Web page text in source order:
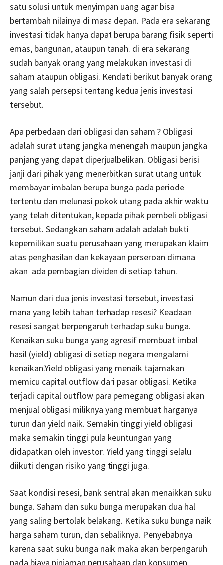
satu solusi untuk menyimpan uang agar bisa
bertambah nilainya di masa depan. Pada era sekarang
investasi tidak hanya dapat berupa barang fisik seperti
emas, bangunan, ataupun tanah. di era sekarang
sudah banyak orang yang melakukan investasi di
saham ataupun obligasi. Kendati berikut banyak orang
yang salah persepsi tentang kedua jenis investasi
tersebut.
Apa perbedaan dari obligasi dan saham ? Obligasi
adalah surat utang jangka menengah maupun jangka
panjang yang dapat diperjualbelikan. Obligasi berisi
janji dari pihak yang menerbitkan surat utang untuk
membayar imbalan berupa bunga pada periode
tertentu dan melunasi pokok utang pada akhir waktu
yang telah ditentukan, kepada pihak pembeli obligasi
tersebut. Sedangkan saham adalah adalah bukti
kepemilikan suatu perusahaan yang merupakan klaim
atas penghasilan dan kekayaan perseroan dimana
akan ada pembagian dividen di setiap tahun.
Namun dari dua jenis investasi tersebut, investasi
mana yang lebih tahan terhadap resesi? Keadaan
resesi sangat berpengaruh terhadap suku bunga.
Kenaikan suku bunga yang agresif membuat imbal
hasil (yield) obligasi di setiap negara mengalami
kenaikan.Yield obligasi yang menaik tajamakan
memicu capital outflow dari pasar obligasi. Ketika
terjadi capital outflow para pemegang obligasi akan
menjual obligasi miliknya yang membuat harganya
turun dan yield naik. Semakin tinggi yield obligasi
maka semakin tinggi pula keuntungan yang
didapatkan oleh investor. Yield yang tinggi selalu
diikuti dengan risiko yang tinggi juga.
Saat kondisi resesi, bank sentral akan menaikkan suku
bunga. Saham dan suku bunga merupakan dua hal
yang saling bertolak belakang. Ketika suku bunga naik
harga saham turun, dan sebaliknya. Penyebabnya
karena saat suku bunga naik maka akan berpengaruh
pada biaya pinjaman perusahaan dan konsumen.